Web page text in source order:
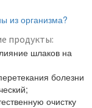
из организма?
продукты:
шлаков на
болезни
очистку